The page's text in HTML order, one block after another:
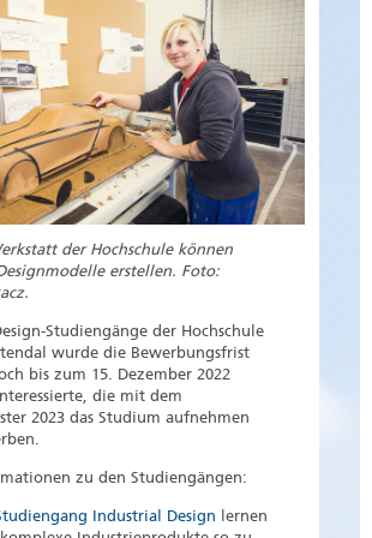
der Hochschule können
erstellen. Foto:
Studiengänge der Hochschule
wurde die Bewerbungsfrist
bis zum 15. Dezember 2022
die mit dem
2023 das Studium aufnehmen
zu den Studiengängen:
Industrial Design lernen